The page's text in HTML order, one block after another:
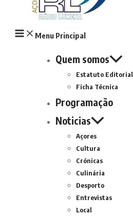
Menu Principal
Quem somos
Estatuto Editorial
Ficha Técnica
Programação
Noticias
Açores
Cultura
Crónicas
Culinária
Desporto
Entrevistas
Local